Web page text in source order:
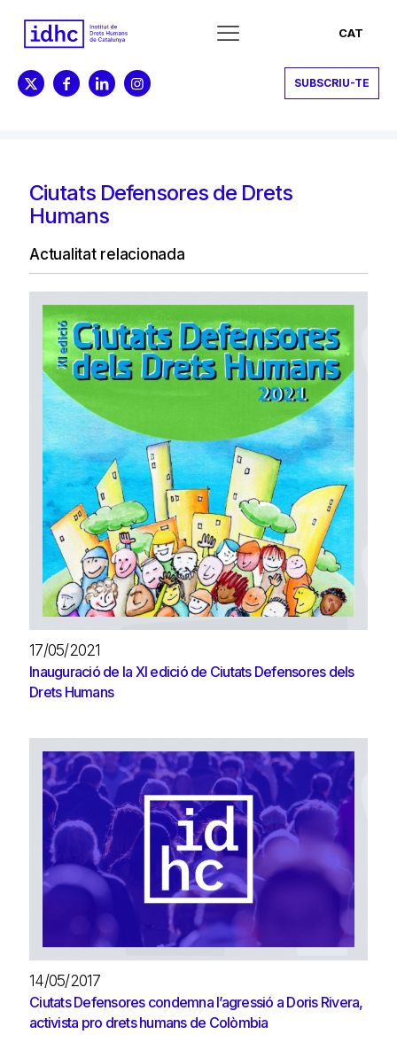
CAT
SUBSCRIU-TE
Ciutats Defensores de Drets
Humans
Actualitat relacionada
17/05/2021
Inauguració de la XI edició de Ciutats Defensores dels
Drets Humans
14/05/2017
Ciutats Defensores condemna l’agressió a Doris Rivera,
activista pro drets humans de Colòmbia